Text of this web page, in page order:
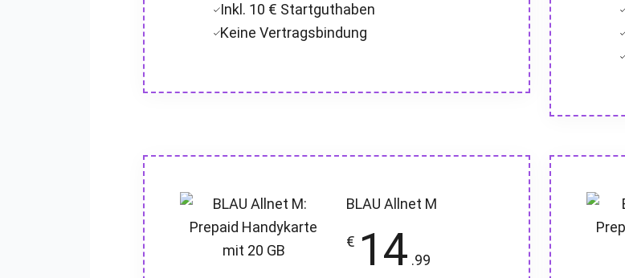
Inkl. 10 € Startguthaben
Keine Vertragsbindung
BLAU Allnet M
€ 14 .99